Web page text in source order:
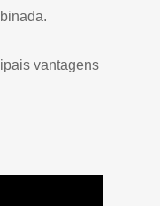
vantagens